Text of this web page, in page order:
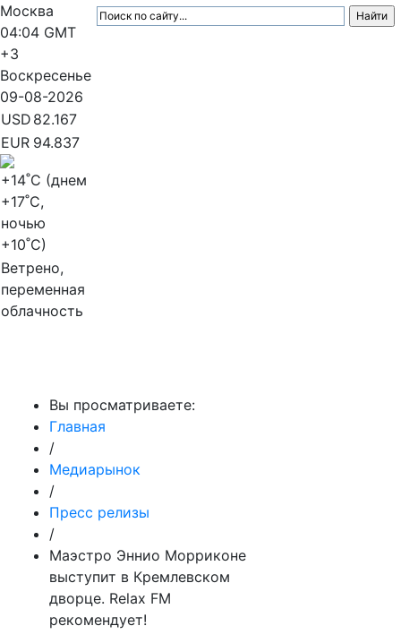
Москва
04:04 GMT
+3
Воскресенье
09-08-2026
USD 82.167
EUR 94.837
+14˚C (днем
+17˚C,
ночью
+10˚C)
Ветрено,
переменная
облачность
Вы просматриваете:
Главная
/
Медиарынок
/
Пресс релизы
/
Маэстро Эннио Морриконе
выступит в Кремлевском
дворце. Relax FM
рекомендует!